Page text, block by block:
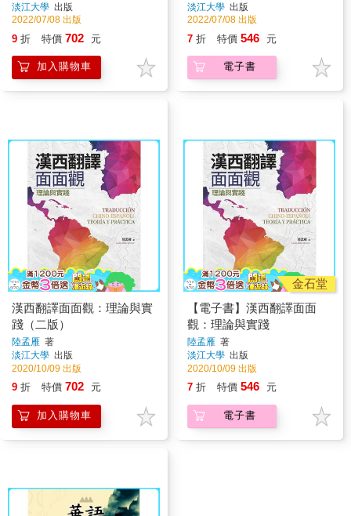
淡江大學 出版
2022/07/08 出版
9 折 特價 702 元
加入購物車
práctica）
淡江大學 出版
2022/07/08 出版
7 折 特價 546 元
電子書
漢西翻譯面面觀：理論與實
踐（二版）
陸孟雁 著
淡江大學 出版
2020/10/09 出版
9 折 特價 702 元
加入購物車
金石堂
【電子書】漢西翻譯面面
觀：理論與實踐
陸孟雁 著
淡江大學 出版
2020/10/09 出版
7 折 特價 546 元
電子書